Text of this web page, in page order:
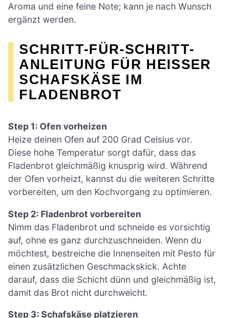
Aroma und eine feine Note; kann je nach Wunsch
ergänzt werden.
SCHRITT-FÜR-SCHRITT-
ANLEITUNG FÜR HEISSER S
CHAFSKÄSE IM F
LADENBROT
Step 1: Ofen vorheizen
Heize deinen Ofen auf 200 Grad Celsius vor.
Diese hohe Temperatur sorgt dafür, dass das
Fladenbrot gleichmäßig knusprig wird. Während
der Ofen vorheizt, kannst du die weiteren Schritte
vorbereiten, um den Kochvorgang zu optimieren.
Step 2: Fladenbrot vorbereiten
Nimm das Fladenbrot und schneide es vorsichtig
auf, ohne es ganz durchzuschneiden. Wenn du
möchtest, bestreiche die Innenseiten mit Pesto für
einen zusätzlichen Geschmackskick. Achte
darauf, dass die Schicht dünn und gleichmäßig ist,
damit das Brot nicht durchweicht.
Step 3: Schafskäse platzieren